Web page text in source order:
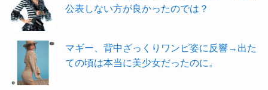
公表しない方が良かったのでは？
マギー、背中ざっくりワンピ姿に反響→出た
ての頃は本当に美少女だったのに。